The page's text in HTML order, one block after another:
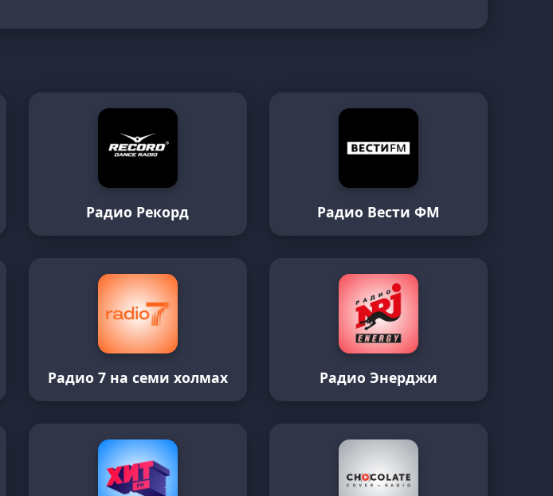
Радио Рекорд Радио Вести ФМ
Радио 7 на семи холмах Радио Энерджи